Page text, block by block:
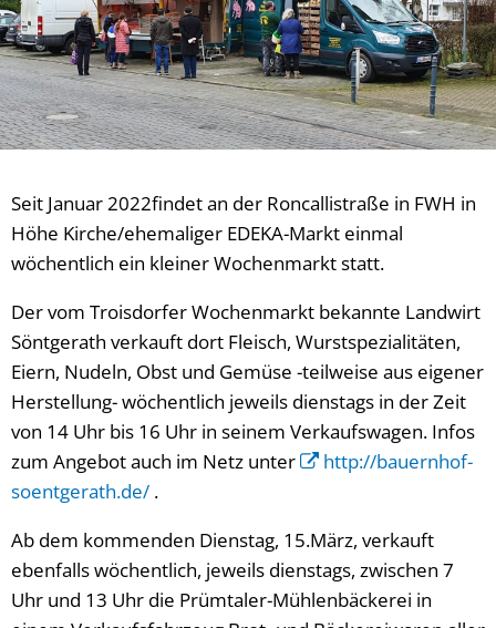
Seit Januar 2022findet an der Roncallistraße in FWH in
Höhe Kirche/ehemaliger EDEKA-Markt einmal
wöchentlich ein kleiner Wochenmarkt statt.
Der vom Troisdorfer Wochenmarkt bekannte Landwirt
Söntgerath verkauft dort Fleisch, Wurstspezialitäten,
Eiern, Nudeln, Obst und Gemüse -teilweise aus eigener
Herstellung- wöchentlich jeweils dienstags in der Zeit
von 14 Uhr bis 16 Uhr in seinem Verkaufswagen. Infos
zum Angebot auch im Netz unter
http://bauernhof-
soentgerath.de/ .
Ab dem kommenden Dienstag, 15.März, verkauft
ebenfalls wöchentlich, jeweils dienstags, zwischen 7
Uhr und 13 Uhr die Prümtaler-Mühlenbäckerei in